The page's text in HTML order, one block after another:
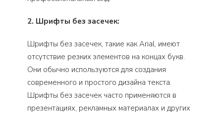
2. Шрифты без засечек:
Шрифты без засечек, такие как Arial, имеют
отсутствие резких элементов на концах букв.
Они обычно используются для создания
современного и простого дизайна текста.
Шрифты без засечек часто применяются в
презентациях, рекламных материалах и других